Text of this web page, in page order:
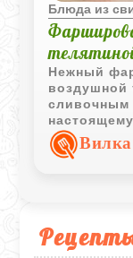
Блюда из
Нежный
воздушной
сливочным
грибнаяВилка